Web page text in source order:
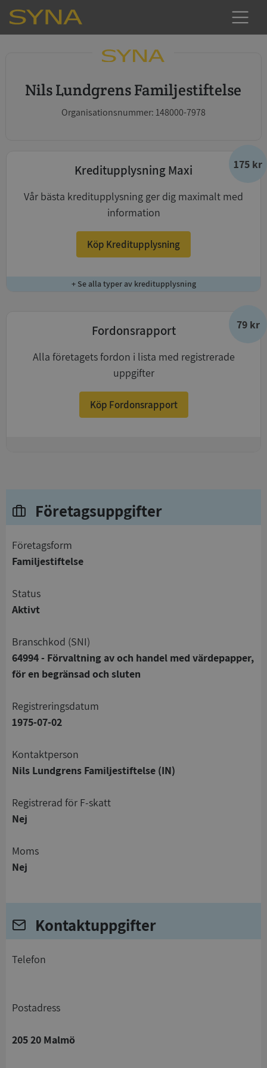
Nils Lundgrens Familjestiftelse
Organisationsnummer: 148000-7978
175 kr
Kreditupplysning Maxi
Vår bästa kreditupplysning ger dig maximalt med
information
Köp Kreditupplysning
+ Se alla typer av kreditupplysning
79 kr
Fordonsrapport
Alla företagets fordon i lista med registrerade
uppgifter
Köp Fordonsrapport
Företagsuppgifter
företagsform
Familjestiftelse
status
Aktivt
branschkod (SNI)
64994 - Förvaltning av och handel med värdepapper,
för en begränsad och sluten
registreringsdatum
1975-07-02
Kontaktperson
Nils Lundgrens Familjestiftelse (IN)
registrerad för F-skatt
Nej
Moms
Nej
Kontaktuppgifter
telefon
Postadress
205 20 Malmö